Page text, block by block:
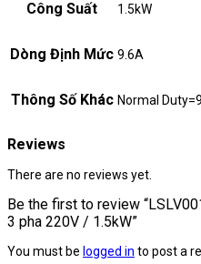
Công Suất 1.5kW
Dòng Định Mức 9.6A
Thông Số Khác Normal
Reviews
There are no reviews yet.
Be the first to review
3 pha 220V / 1.5kW”
You must be logged in to post a